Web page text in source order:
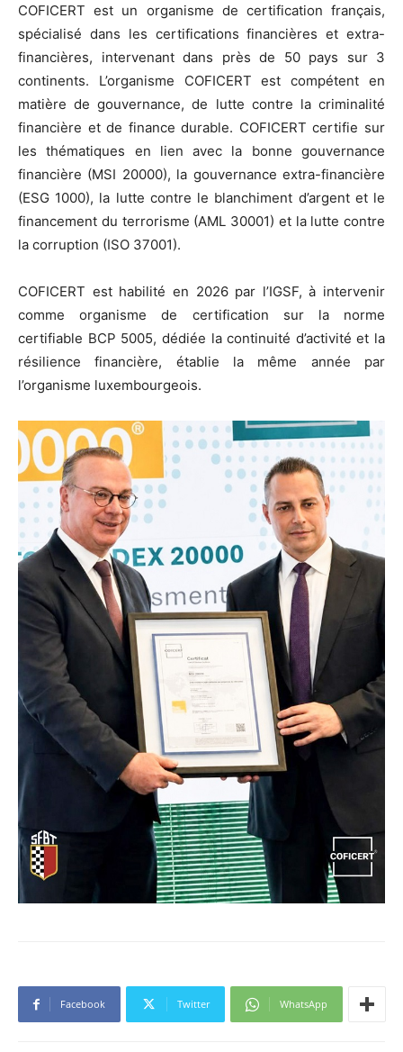
COFICERT est un organisme de certification français,
spécialisé dans les certifications financières et extra-
financières, intervenant dans près de 50 pays sur 3
continents. L’organisme COFICERT est compétent en
matière de gouvernance, de lutte contre la criminalité
financière et de finance durable. COFICERT certifie sur
les thématiques en lien avec la bonne gouvernance
financière (MSI 20000), la gouvernance extra-financière
(ESG 1000), la lutte contre le blanchiment d’argent et le
financement du terrorisme (AML 30001) et la lutte contre
la corruption (ISO 37001).
COFICERT est habilité en 2026 par l’IGSF, à intervenir
comme organisme de certification sur la norme
certifiable BCP 5005, dédiée la continuité d’activité et la
résilience financière, établie la même année par
l’organisme luxembourgeois.
Facebook Twitter WhatsApp